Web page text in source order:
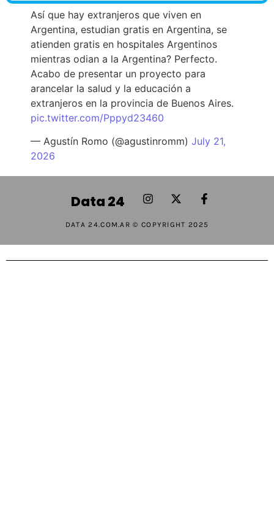
Así que hay extranjeros que viven en
Argentina, estudian gratis en Argentina, se
atienden gratis en hospitales Argentinos
mientras odian a la Argentina? Perfecto.
Acabo de presentar un proyecto para
arancelar la salud y la educación a
extranjeros en la provincia de Buenos Aires.
pic.twitter.com/Pppyd23460
— Agustín Romo (@agustinromm) July 21,
2026
Data 24
DATA 24.COM.AR © COPYRIGHT 2025